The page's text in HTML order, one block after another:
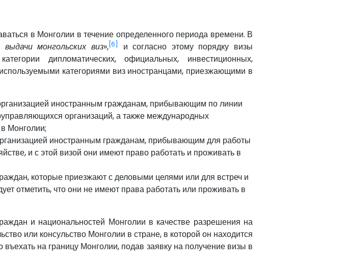
в Монголии в течение определенного периода времени. В
выдачи монгольских виз», [6]
и согласно этому порядку визы
дипломатических, официальных, инвестиционных,
категориями виз иностранцами, приезжающими в
иностранным гражданам, прибывающим по линии
организаций, а также международных
Монголии;
иностранным гражданам, прибывающим для работы
и с этой визой они имеют право работать и проживать в
которые приезжают с деловыми целями или для встреч и
отметить, что они не имеют права работать или проживать в
и национальностей Монголии в качестве разрешения на
или консульство Монголии в стране, в которой он находится
на границу Монголии, подав заявку на получение визы в